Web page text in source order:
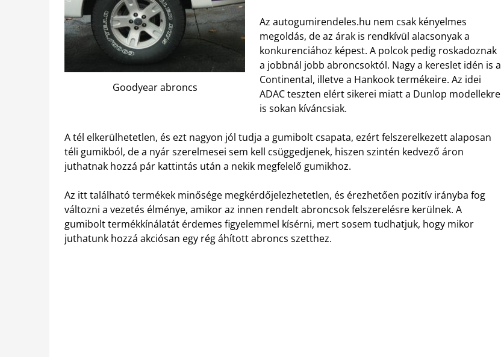
Goodyear abroncs
Az autogumirendeles.hu nem csak kényelmes
megoldás, de az árak is rendkívül alacsonyak a
konkurenciához képest. A polcok pedig roskadoznak
a jobbnál jobb abroncsoktól. Nagy a kereslet idén is a
Continental, illetve a Hankook termékeire. Az idei
ADAC teszten elért sikerei miatt a Dunlop modellekre
is sokan kíváncsiak.
A tél elkerülhetetlen, és ezt nagyon jól tudja a gumibolt csapata, ezért felszerelkezett alaposan
téli gumikból, de a nyár szerelmesei sem kell csüggedjenek, hiszen szintén kedvező áron
juthatnak hozzá pár kattintás után a nekik megfelelő gumikhoz.
Az itt található termékek minősége megkérdőjelezhetetlen, és érezhetően pozitív irányba fog
változni a vezetés élménye, amikor az innen rendelt abroncsok felszerelésre kerülnek. A
gumibolt termékkínálatát érdemes figyelemmel kísérni, mert sosem tudhatjuk, hogy mikor
juthatunk hozzá akciósan egy rég áhított abroncs szetthez.